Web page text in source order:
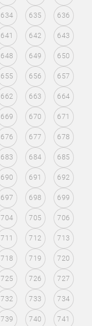
634 635 636
641 642 643
648 649 650
655 656 657
662 663 664
669 670 671
676 677 678
683 684 685
690 691 692
697 698 699
704 705 706
711 712 713
718 719 720
725 726 727
732 733 734
739 740 741